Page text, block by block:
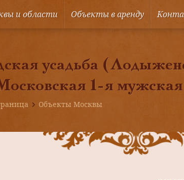
и области Объекты в аренду
усадьба
1-я
Объекты Москвы